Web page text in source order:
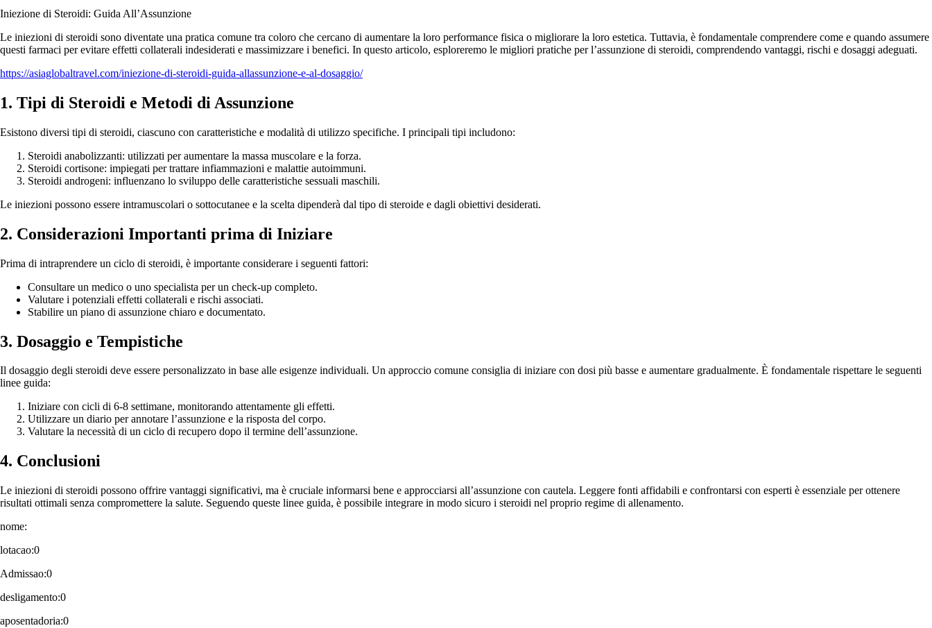
Iniezione di Steroidi: Guida All’Assunzione
Le iniezioni di steroidi sono diventate una pratica comune tra coloro che cercano di aumentare la loro performance fisica o migliorare la loro estetica. Tuttavia, è fondamentale comprendere come e quando assumere
questi farmaci per evitare effetti collaterali indesiderati e massimizzare i benefici. In questo articolo, esploreremo le migliori pratiche per l’assunzione di steroidi, comprendendo vantaggi, rischi e dosaggi adeguati.
https://asiaglobaltravel.com/iniezione-di-steroidi-guida-allassunzione-e-al-dosaggio/
1. Tipi di Steroidi e Metodi di Assunzione
Esistono diversi tipi di steroidi, ciascuno con caratteristiche e modalità di utilizzo specifiche. I principali tipi includono:
Steroidi anabolizzanti: utilizzati per aumentare la massa muscolare e la forza.
Steroidi cortisone: impiegati per trattare infiammazioni e malattie autoimmuni.
Steroidi androgeni: influenzano lo sviluppo delle caratteristiche sessuali maschili.
Le iniezioni possono essere intramuscolari o sottocutanee e la scelta dipenderà dal tipo di steroide e dagli obiettivi desiderati.
2. Considerazioni Importanti prima di Iniziare
Prima di intraprendere un ciclo di steroidi, è importante considerare i seguenti fattori:
Consultare un medico o uno specialista per un check-up completo.
Valutare i potenziali effetti collaterali e rischi associati.
Stabilire un piano di assunzione chiaro e documentato.
3. Dosaggio e Tempistiche
Il dosaggio degli steroidi deve essere personalizzato in base alle esigenze individuali. Un approccio comune consiglia di iniziare con dosi più basse e aumentare gradualmente. È fondamentale rispettare le seguenti
linee guida:
Iniziare con cicli di 6-8 settimane, monitorando attentamente gli effetti.
Utilizzare un diario per annotare l’assunzione e la risposta del corpo.
Valutare la necessità di un ciclo di recupero dopo il termine dell’assunzione.
4. Conclusioni
Le iniezioni di steroidi possono offrire vantaggi significativi, ma è cruciale informarsi bene e approcciarsi all’assunzione con cautela. Leggere fonti affidabili e confrontarsi con esperti è essenziale per ottenere
risultati ottimali senza compromettere la salute. Seguendo queste linee guida, è possibile integrare in modo sicuro i steroidi nel proprio regime di allenamento.
nome:
lotacao:0
Admissao:0
desligamento:0
aposentadoria:0